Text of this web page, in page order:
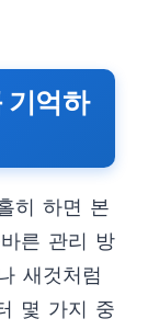
기억하
히 하면 본
른 관리 방
새것처럼
몇 가지 중